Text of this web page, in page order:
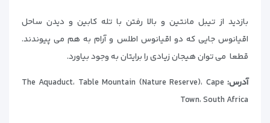
بازدید از تیبل مانتین و بالا رفتن با تله کابین و دیدن ساحل
اقیانوس جایی که دو اقیانوس اطلس و آرام به هم می پیوندند.
قطعا می توان هیجان زیادی را برایتان به وجود بیاورد.
آدرس: The Aquaduct، Table Mountain (Nature Reserve)، Cape
Town، South Africa